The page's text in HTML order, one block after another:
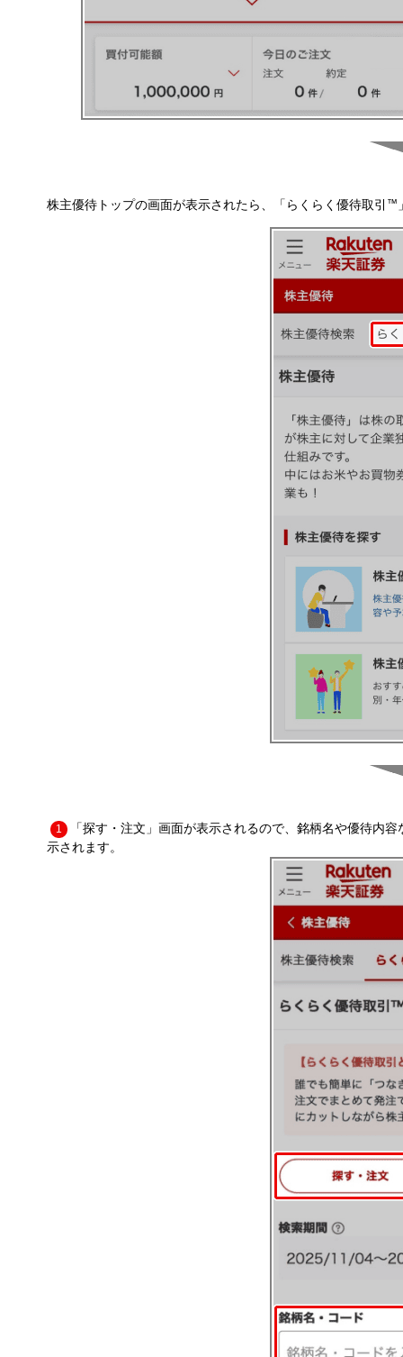
株主優待トップの画面が表示されたら、「らくらく優待取引 ™
1
「探す・注文」画面が表示されるので、銘柄名や優待内
示されます。